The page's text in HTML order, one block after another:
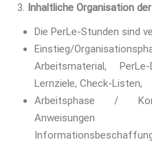
Inhaltliche Organisation
Die PerLe-Stunden sind
Einstieg/
Arbeitsmaterial,
Lernziele, Check-Listen,
Arbeitsphase /
Anweisungen